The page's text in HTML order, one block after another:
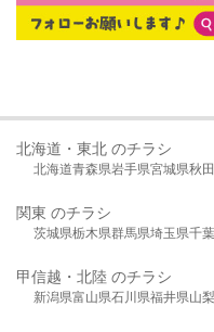
北海道・東北 のチラシ
北海道青森県岩手県宮城県秋
関東 のチラシ
茨城県栃木県群馬県埼玉県千
甲信越・北陸 のチラシ
新潟県富山県石川県福井県山